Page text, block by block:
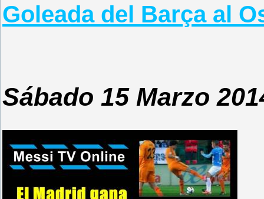
Goleada del Barça al
Sábado 15 Marzo